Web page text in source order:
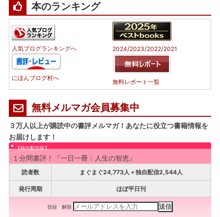
本のランキング
人気ブログランキングへ
にほんブログ村へ
2024/2023/2022/2021
無料レポート一覧
無料メルマガ会員募集中
３万人以上が購読中の書評メルマガ！あなたに役立つ書籍情報を
お届けします！
【独自配信版】
１分間書評！『一日一冊：人生の智恵』
読者数 まぐまぐ24,773人＋独自配信2,544人
発行周期 ほぼ平日刊
登録 解除